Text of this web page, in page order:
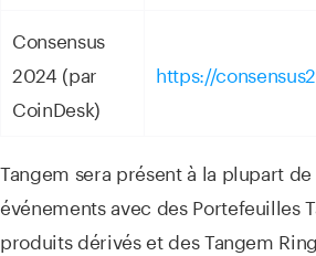
Consensus
2024 (par
CoinDesk)
https://
Tangem sera présent à la plupart
événements avec des Portefeuilles
produits dérivés et des Tangem